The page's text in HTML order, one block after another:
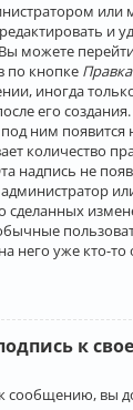
или
и
можете
по кнопке Правка
иногда
его
ним
количество
надпись не
сделанных
него уже кто-то
к
сообщению, вы